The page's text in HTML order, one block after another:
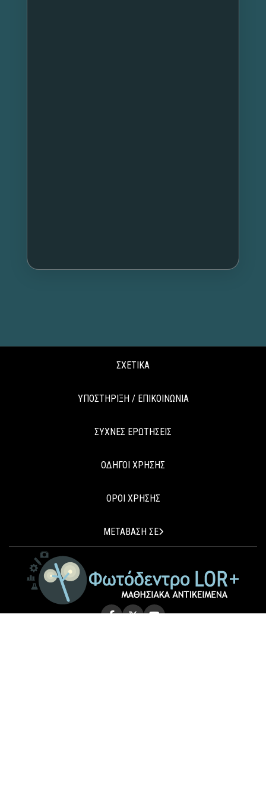
ΣΧΕΤΙΚΑ
ΥΠΟΣΤΗΡΙΞΗ / ΕΠΙΚΟΙΝΩΝΙΑ
ΣΥΧΝΕΣ ΕΡΩΤΗΣΕΙΣ
ΟΔΗΓΟΙ ΧΡΗΣΗΣ
ΟΡΟΙ ΧΡΗΣΗΣ
ΜΕΤΑΒΑΣΗ ΣΕ